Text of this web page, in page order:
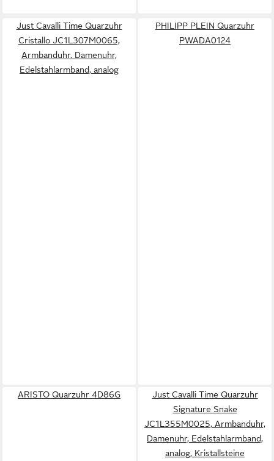
Just Cavalli Time Quarzuhr
Cristallo JC1L307M0065,
Armbanduhr, Damenuhr,
Edelstahlarmband, analog
PHILIPP PLEIN Quarzuhr
PWADA0124
ARISTO Quarzuhr 4D86G
Just Cavalli Time Quarzuhr
Signature Snake
JC1L355M0025, Armbanduhr,
Damenuhr, Edelstahlarmband,
analog, Kristallsteine